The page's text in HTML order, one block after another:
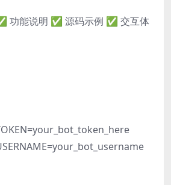
功能说明 ✅ 源码示例 ✅ 交互体